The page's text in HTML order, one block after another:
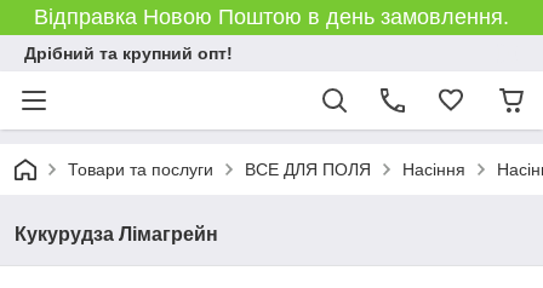
Відправка Новою Поштою в день замовлення.
Дрібний та крупний опт!
Товари та послуги ВСЕ ДЛЯ ПОЛЯ Насіння
Кукурудза Лімагрейн